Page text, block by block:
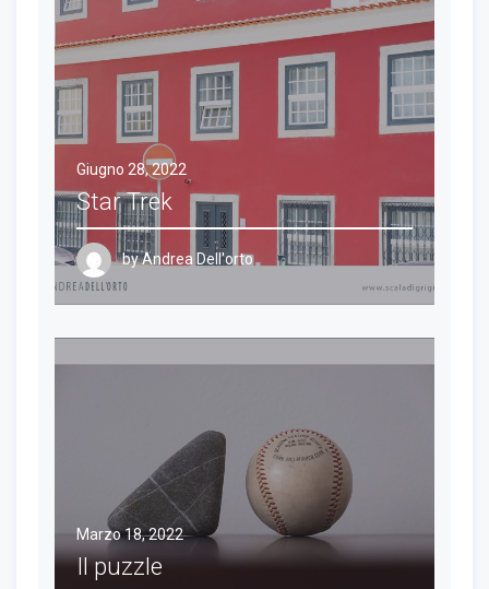
Giugno 28, 2022
Star Trek
byAndrea Dell'orto
Marzo 18, 2022
Il puzzle